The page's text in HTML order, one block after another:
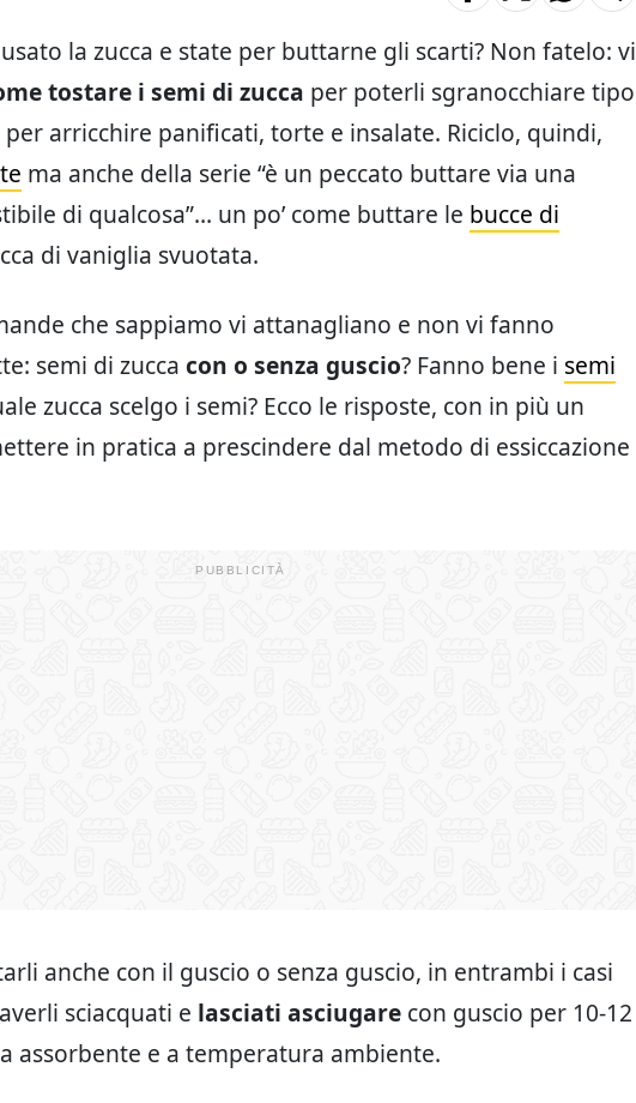
la zucca e state per buttarne gli scarti? Non fatelo: vi
tostare i semi di zucca per poterli sgranocchiare tipo
per arricchire panificati, torte e insalate. Riciclo, quindi,
ma anche della serie “è un peccato buttare via una
di qualcosa”… un po’ come buttare le bucce di
di vaniglia svuotata.
che sappiamo vi attanagliano e non vi fanno
semi di zucca con o senza guscio? Fanno bene i semi
zucca scelgo i semi? Ecco le risposte, con in più un
in pratica a prescindere dal metodo di essiccazione
anche con il guscio o senza guscio, in entrambi i casi
sciacquati e lasciati asciugare con guscio per 10-12
assorbente e a temperatura ambiente.